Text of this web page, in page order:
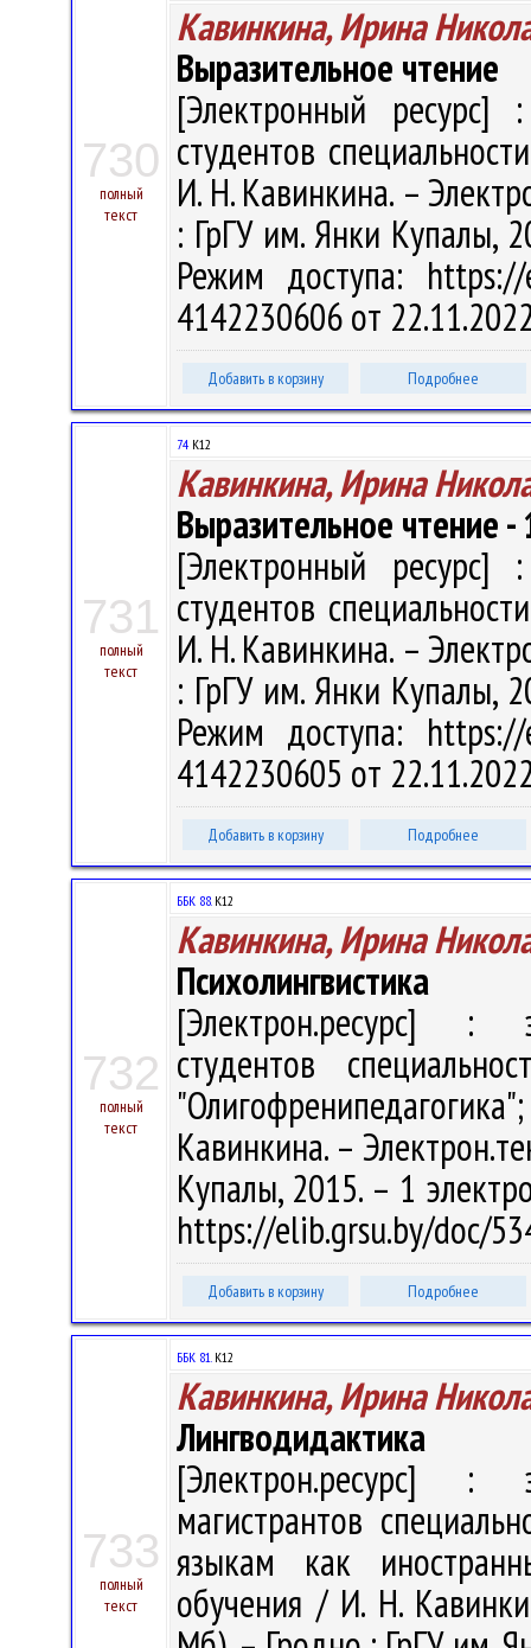
730
полный
текст
Кавинкина, Ирина
Выразительное чтение
[Электронный ресурс]
студентов
И. Н. Кавинкина. –
: ГрГУ им. Янки Купалы,
Режим доступа:
4142230606 от
Добавить в корзину Подробнее
731
полный
текст
74 К12
Кавинкина, Ирина
Выразительное чтение -
[Электронный ресурс]
студентов
И. Н. Кавинкина. –
: ГрГУ им. Янки Купалы,
Режим доступа:
4142230605 от
Добавить в корзину Подробнее
732
полный
текст
ББК 88.К12
Кавинкина, Ирина
Психолингвистика
[Электрон.ресурс] :
студентов
Кавинкина. –
Купалы, 2015. – 1
https://elib.grsu.by/doc/
Добавить в корзину Подробнее
733
полный
текст
ББК 81.К12
Кавинкина, Ирина
Лингводидактика
[Электрон.ресурс] :
магистрантов
языкам как
обучения / И. Н.